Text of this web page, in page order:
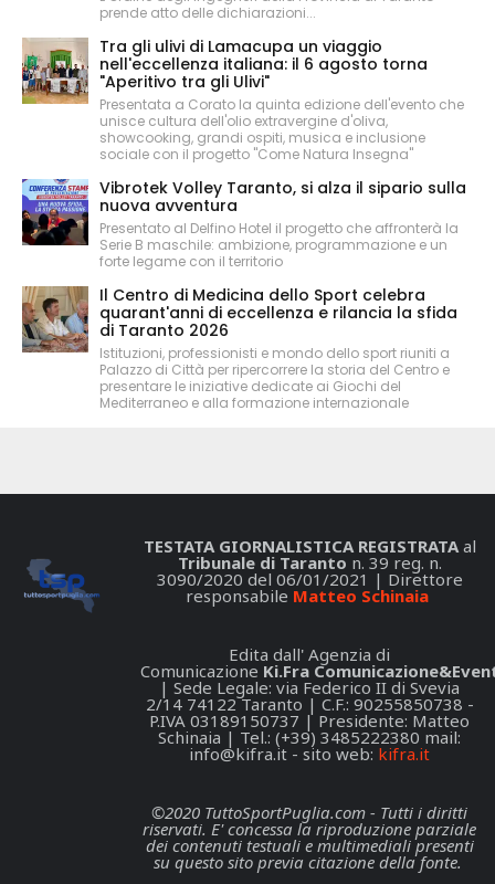
prende atto delle dichiarazioni...
Tra gli ulivi di Lamacupa un viaggio
nell'eccellenza italiana: il 6 agosto torna
"Aperitivo tra gli Ulivi"
Presentata a Corato la quinta edizione dell'evento che
unisce cultura dell'olio extravergine d'oliva,
showcooking, grandi ospiti, musica e inclusione
sociale con il progetto "Come Natura Insegna"
Vibrotek Volley Taranto, si alza il sipario sulla
nuova avventura
Presentato al Delfino Hotel il progetto che affronterà la
Serie B maschile: ambizione, programmazione e un
forte legame con il territorio
Il Centro di Medicina dello Sport celebra
quarant'anni di eccellenza e rilancia la sfida
di Taranto 2026
Istituzioni, professionisti e mondo dello sport riuniti a
Palazzo di Città per ripercorrere la storia del Centro e
presentare le iniziative dedicate ai Giochi del
Mediterraneo e alla formazione internazionale
TESTATA GIORNALISTICA REGISTRATAal
Tribunale di Taranto n. 39 reg. n.
3090/2020 del 06/01/2021 | Direttore
responsabile Matteo Schinaia
Edita dall' Agenzia di
Comunicazione Ki.Fra
| Sede Legale: via Federico II di Svevia
2/14 74122 Taranto | C.F.: 90255850738 -
P.IVA 03189150737 | Presidente: Matteo
Schinaia | Tel.: (+39) 3485222380 mail:
info@kifra.it - sito web: kifra.it
©2020 TuttoSportPuglia.com - Tutti i diritti
riservati. E' concessa la riproduzione parziale
dei contenuti testuali e multimediali presenti
su questo sito previa citazione della fonte.